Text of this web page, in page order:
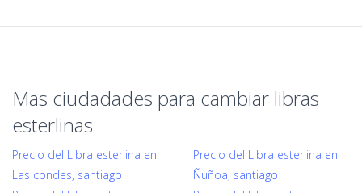
Mas ciudadades para cambiar libras
esterlinas
Precio del Libra esterlina en
Las condes, santiago
Precio del Libra esterlina en
Ñuñoa, santiago